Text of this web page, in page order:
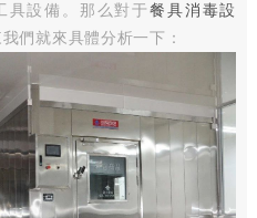
具設備。那么對于餐具消毒設
們就來具體分析一下：